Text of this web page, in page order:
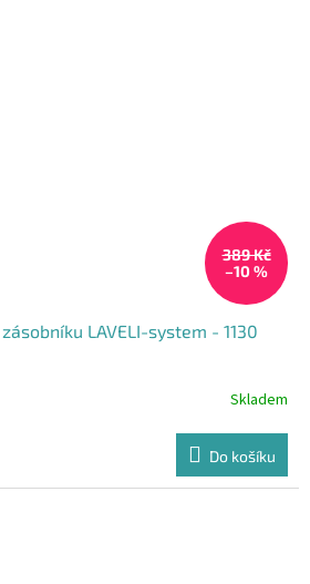
389 Kč
–10 %
LAVELI-system - 1130
Skladem
Do košíku